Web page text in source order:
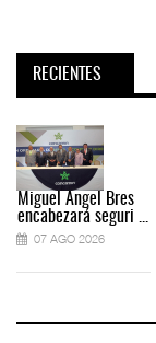
RECIENTES
Miguel Ángel Bres
encabezará seguri ...
07 AGO 2026